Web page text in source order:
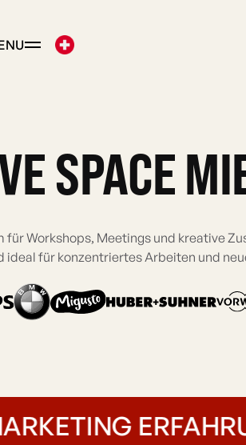
SPACE
für Workshops, Meetings und kreative
ideal für konzentriertes Arbeiten und